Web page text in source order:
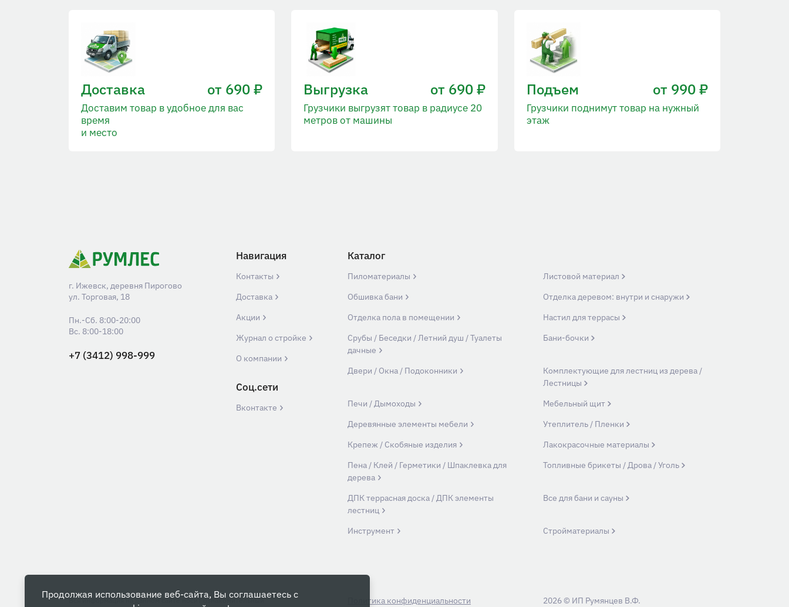
Доставка от 690 ₽
Доставим товар в удобное для вас
время
и место
Выгрузка от 690 ₽
Грузчики выгрузят товар в радиусе 20
метров от машины
Подъем от 990 ₽
Грузчики поднимут товар на нужный
этаж
г. Ижевск, деревня Пирогово
ул. Торговая, 18
+7 (3412) 998-999
Пн.-Сб. 8:00-20:00
Вс. 8:00-18:00
Навигация
Контакты
Доставка
Акции
Журнал о стройке
О компании
Соц.сети
Вконтакте
Каталог
Пиломатериалы
Листовой материал
Обшивка бани
Отделка деревом: внутри и снаружи
Отделка пола в помещении
Настил для террасы
Срубы / Беседки / Летний душ / Туалеты
дачные
Бани-бочки
Двери / Окна / Подоконники
Комплектующие для лестниц из дерева /
Лестницы
Печи / Дымоходы
Мебельный щит
Деревянные элементы мебели
Утеплитель / Пленки
Крепеж / Скобяные изделия
Лакокрасочные материалы
Пена / Клей / Герметики / Шпаклевка для
дерева
Топливные брикеты / Дрова / Уголь
ДПК террасная доска / ДПК элементы
лестниц
Все для бани и сауны
Инструмент Стройматериалы
Вся информация на данном сайте носит ознакомительный
Политика конфиденциальности 2026 © ИП Румянцев В.Ф.
Продолжая использование веб-сайта, Вы соглашаетесь с